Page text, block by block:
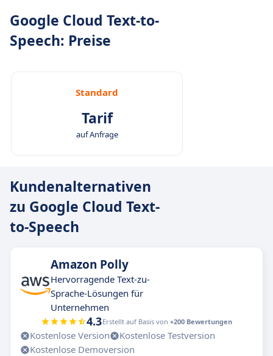
Google Cloud Text-to-
Speech: Preise
Standard
Tarif
auf Anfrage
Kundenalternativen
zu Google Cloud Text-
to-Speech
Amazon Polly
Hervorragende Text-zu-
Sprache-Lösungen für
Unternehmen
4.3Erstellt auf Basis von +200 Bewertungen
Kostenlose Version
Kostenlose Testversion
Kostenlose Demoversion